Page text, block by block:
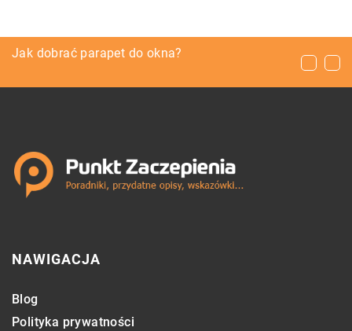
Otwarcie cukierni – w co należy zainwestować
Jak dobrać parapet do okna?
Wybór rolet okiennych na wymiar
NAWIGACJA
Blog
Polityka prywatności